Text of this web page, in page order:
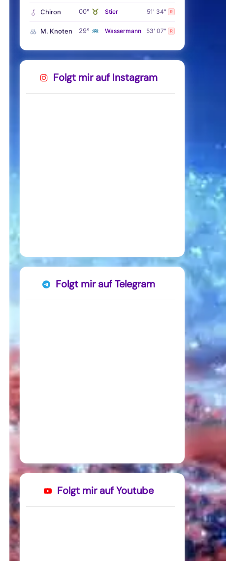
Chiron 00° ♉ Stier 51' 34" R
M. Knoten 29° ♒ Wassermann 53' 07" R
Folgt mir auf Instagram
Folgt mir auf Telegram
Folgt mir auf Youtube